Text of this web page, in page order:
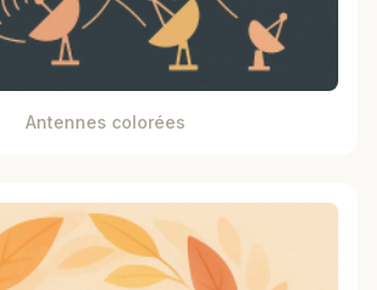
Antennes colorées